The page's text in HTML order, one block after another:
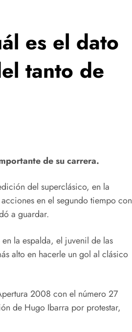
es el dato
tanto de
de su carrera.
del superclásico, en la
en el segundo tiempo con
a guardar.
la espalda, el juvenil de las
alto en hacerle un gol al clásico
2008 con el número 27
de Hugo Ibarra por protestar,